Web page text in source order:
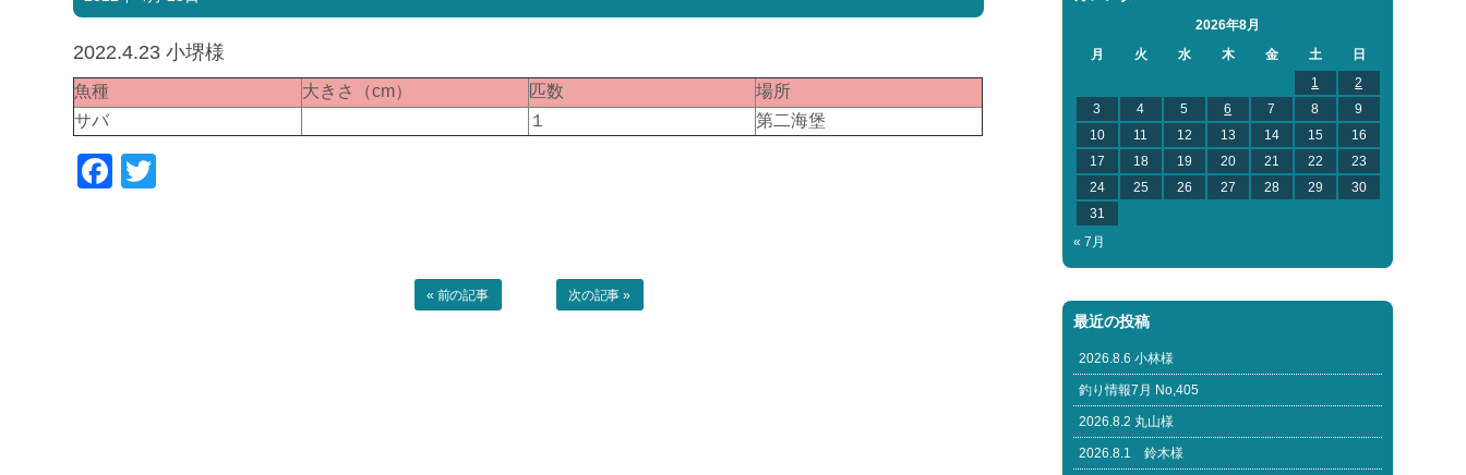
2022.4.23 小堺様
魚種 大きさ（cm） 匹数
場所
サバ
１ 第二海堡
Facebook
« 前の記事 次の記事 »
2026年8月
月
火 水 木 金 土
日
1
2
3
4 5 6 7 8
9
10
11 12 13 14 15
16
17
18 19 20 21 22
23
24
25 26 27 28 29
30
31
« 7月
最近の投稿
2026.8.6 小林様
釣り情報7月 No,405
2026.8.2 丸山様
2026.8.1 鈴木様